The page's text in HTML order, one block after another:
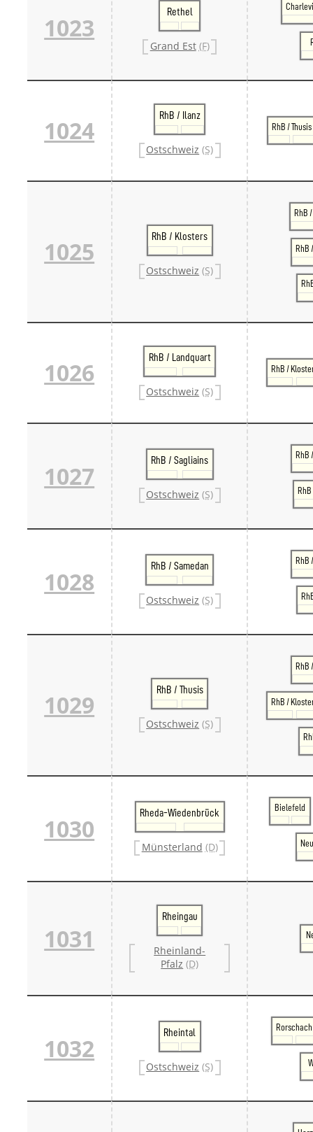
1023
Rethel
Grand Est (F)
1024
RhB / Ilanz
Ostschweiz (S)
RhB / Thusis
1025
RhB / Klosters
Ostschweiz (S)
RhB
RhB
1026
RhB / Landquart
Ostschweiz (S)
RhB /
1027
RhB / Sagliains
Ostschweiz (S)
RhB
1028
RhB / Samedan
Ostschweiz (S)
RhB
1029
RhB / Thusis
Ostschweiz (S)
RhB
RhB /
1030
Rheda-Wiedenbrück
Münsterland (D)
Bielefeld
1031
Rheingau
Rheinland-
Pfalz (D)
1032
Rheintal
Ostschweiz (S)
Rorschach